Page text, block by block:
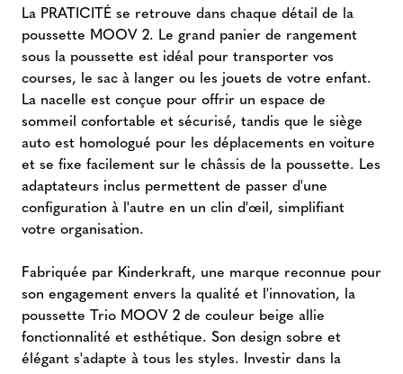
La PRATICITÉ se retrouve dans chaque détail de la
poussette MOOV 2. Le grand panier de rangement
sous la poussette est idéal pour transporter vos
courses, le sac à langer ou les jouets de votre enfant.
La nacelle est conçue pour offrir un espace de
sommeil confortable et sécurisé, tandis que le siège
auto est homologué pour les déplacements en voiture
et se fixe facilement sur le châssis de la poussette. Les
adaptateurs inclus permettent de passer d'une
configuration à l'autre en un clin d'œil, simplifiant
votre organisation.
Fabriquée par Kinderkraft, une marque reconnue pour
son engagement envers la qualité et l'innovation, la
poussette Trio MOOV 2 de couleur beige allie
fonctionnalité et esthétique. Son design sobre et
élégant s'adapte à tous les styles. Investir dans la